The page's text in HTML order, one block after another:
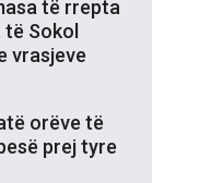
të rrepta
të Sokol
vrasjeve
orëve të
prej tyre